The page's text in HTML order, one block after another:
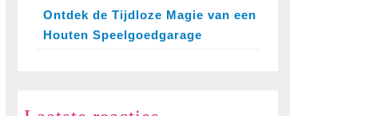
Ontdek de Tijdloze Magie van een
Houten Speelgoedgarage